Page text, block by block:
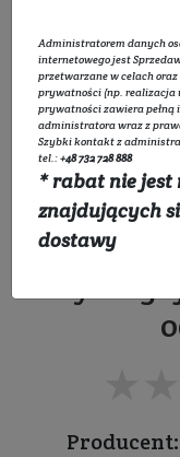
Do skóry
Producent:
Administratorem danych
internetowego jest
przetwarzane w celach
prywatności (np. realizacja
prywatnościzawiera
administratora wraz z
Szybki kontakt z
tel.:+48 732 728 888
* rabat nie
znajdujących
dostawy